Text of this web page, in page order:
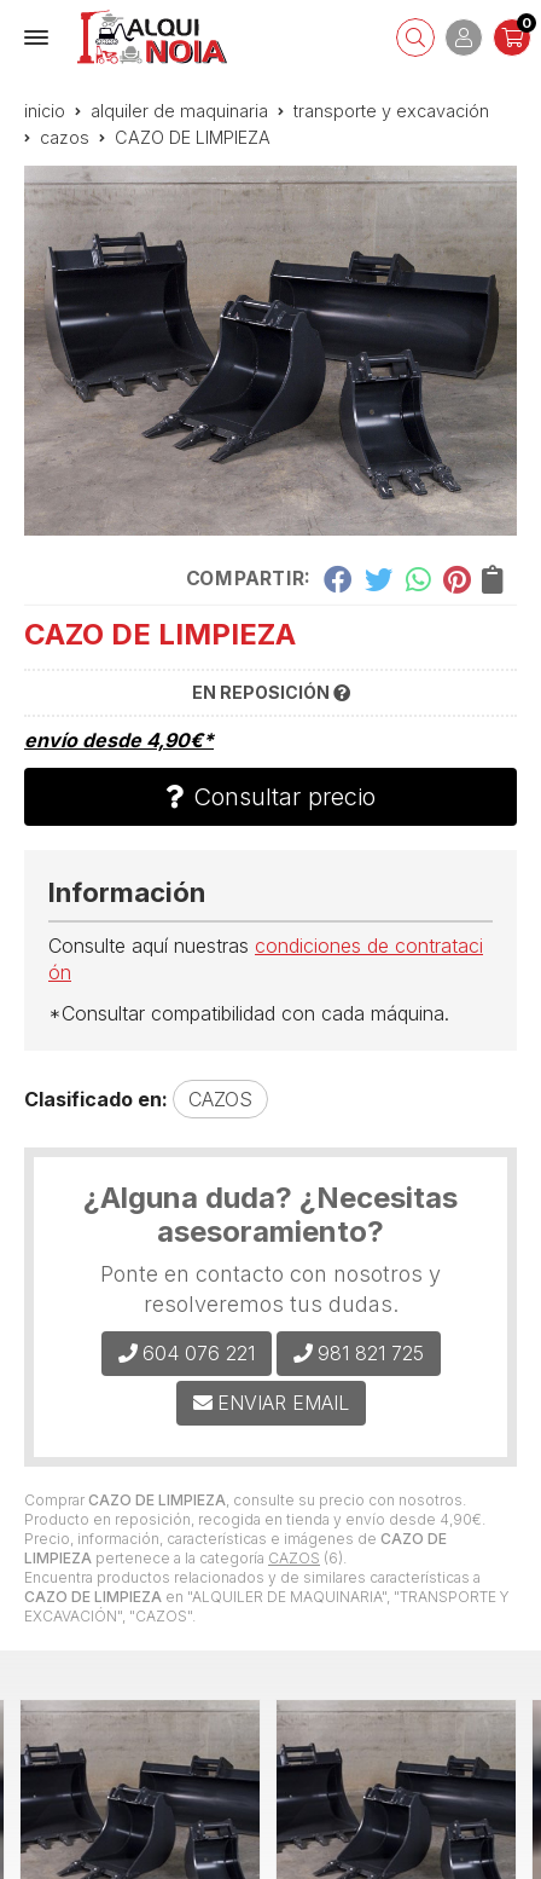
0
inicio alquiler de maquinaria
transporte y excavación
cazos
CAZO DE LIMPIEZA
COMPARTIR:
CAZO DE LIMPIEZA
EN REPOSICIÓN
envío desde 4,90€*
Consultar precio
Comprar CAZO DE LIMPIEZA, consulte su precio con nosotros.
Producto en reposición, recogida en tienda y envío desde 4,90€.
Precio, información, características e imágenes de CAZO DE
LIMPIEZA pertenece a la categoría CAZOS (6).
Encuentra productos relacionados y de similares características a
CAZO DE LIMPIEZA en "ALQUILER DE MAQUINARIA", "TRANSPORTE Y
EXCAVACIÓN", "CAZOS".
Información
Consulte aquí nuestras condiciones de contrataci
ón
*Consultar compatibilidad con cada máquina.
Clasificado en: CAZOS
¿Alguna duda? ¿Necesitas
asesoramiento?
Ponte en contacto con nosotros y
resolveremos tus dudas.
604 076 221 981 821 725
ENVIAR EMAIL